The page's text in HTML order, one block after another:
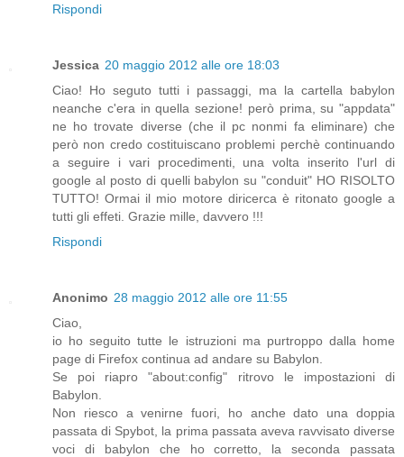
Rispondi
Jessica 20 maggio 2012 alle ore 18:03
Ciao! Ho seguto tutti i passaggi, ma la cartella babylon
neanche c'era in quella sezione! però prima, su "appdata"
ne ho trovate diverse (che il pc nonmi fa eliminare) che
però non credo costituiscano problemi perchè continuando
a seguire i vari procedimenti, una volta inserito l'url di
google al posto di quelli babylon su "conduit" HO RISOLTO
TUTTO! Ormai il mio motore diricerca è ritonato google a
tutti gli effeti. Grazie mille, davvero !!!
Rispondi
Anonimo 28 maggio 2012 alle ore 11:55
Ciao,
io ho seguito tutte le istruzioni ma purtroppo dalla home
page di Firefox continua ad andare su Babylon.
Se poi riapro "about:config" ritrovo le impostazioni di
Babylon.
Non riesco a venirne fuori, ho anche dato una doppia
passata di Spybot, la prima passata aveva ravvisato diverse
voci di babylon che ho corretto, la seconda passata